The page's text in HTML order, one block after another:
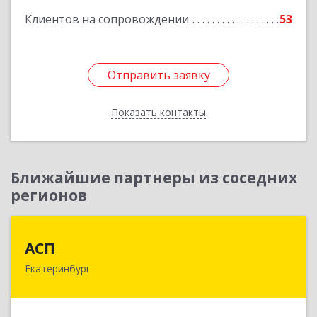
Клиентов на сопровождении 53
Отправить заявку
Показать контакты
Отправить заявку
Назад
Ближайшие партнеры из соседних
регионов
АСП
Екатеринбург
620075, Свердловская обл, Екатеринбург г,